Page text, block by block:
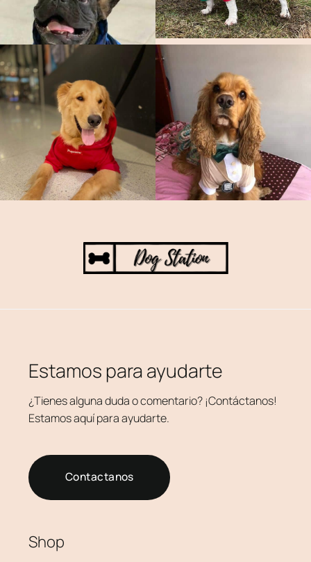
Estamos para ayudarte
¿Tienes alguna duda o comentario? ¡Contáctanos!
Estamos aquí para ayudarte.
Contactanos
Shop